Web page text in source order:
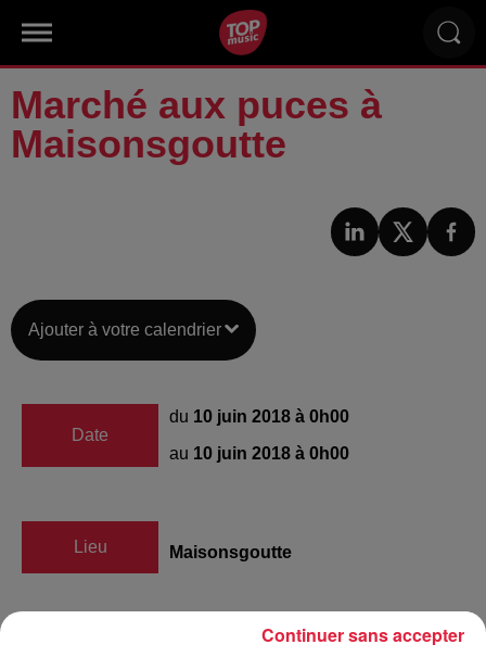
Marché aux puces à
Maisonsgoutte
Ajouter à votre calendrier
Date
du 10 juin 2018 à 0h00
au 10 juin 2018 à 0h00
Lieu Maisonsgoutte
Woelfli AndréContinuer sans accepter